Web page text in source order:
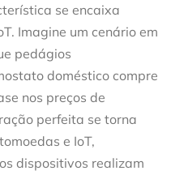
se encaixa
Imagine um cenário em
pedágios
doméstico compre
nos preços de
perfeita se torna
e IoT,
dispositivos realizam